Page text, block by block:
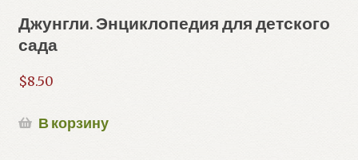
Джунгли. Энциклопедия для детского
сада
$8.50
В корзину